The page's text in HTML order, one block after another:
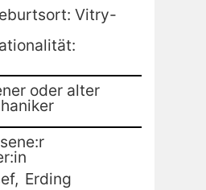
Vitry-
oder alter
Erding